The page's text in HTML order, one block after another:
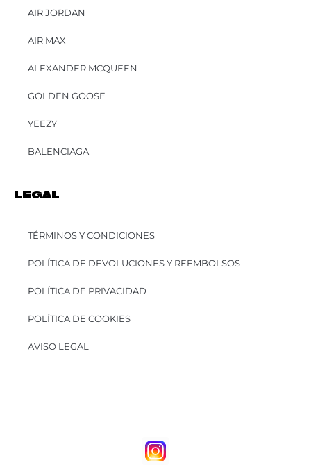
AIR JORDAN
AIR MAX
ALEXANDER MCQUEEN
GOLDEN GOOSE
YEEZY
BALENCIAGA
LEGAL
TÉRMINOS Y CONDICIONES
POLÍTICA DE DEVOLUCIONES Y REEMBOLSOS
POLÍTICA DE PRIVACIDAD
POLÍTICA DE COOKIES
AVISO LEGAL